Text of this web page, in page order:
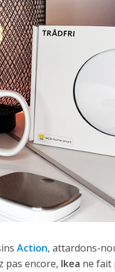
Action, attardons-
pas encore, Ikea ne fait